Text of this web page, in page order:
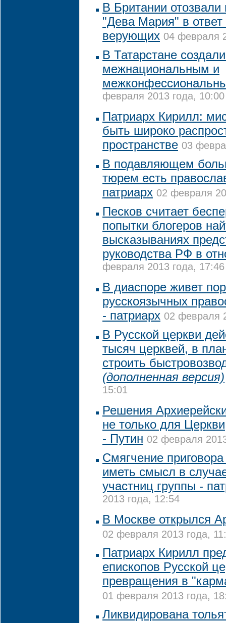
В Британии
"Дева Мария" в
верующих 04 февраля
В Татарстане
межнациональным и
февраля 2013 года, 10:00
Патриарх Кирилл:
быть широко
пространстве 03
В подавляющем
тюрем есть
патриарх 02 февраля
Песков считает
попытки блогеров
высказываниях
руководства РФ в
февраля 2013 года, 17:46
В диаспоре живет
русскоязычных
- патриарх 02 февраля
В Русской церкви
тысяч церквей, в
строить
(дополненная версия)
15:01
Решения
не только для
- Путин 02 февраля
Смягчение
иметь смысл в
участниц группы -
2013 года, 12:54
В Москве открылся
02 февраля 2013 года,
Патриарх Кирилл
епископов Русской
превращения в
01 февраля 2013 года,
Ликвидирована